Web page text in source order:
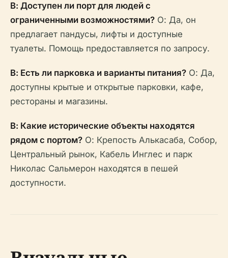
В: Доступен ли порт для людей с
ограниченными возможностями? О: Да, он
предлагает пандусы, лифты и доступные
туалеты. Помощь предоставляется по запросу.
В: Есть ли парковка и варианты питания? О: Да,
доступны крытые и открытые парковки, кафе,
рестораны и магазины.
В: Какие исторические объекты находятся
рядом с портом? О: Крепость Алькасаба, Собор,
Центральный рынок, Кабель Инглес и парк
Николас Сальмерон находятся в пешей
доступности.